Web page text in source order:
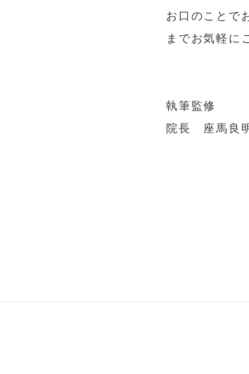
お口のことで
までお気軽に
執筆監修
院長 座馬良